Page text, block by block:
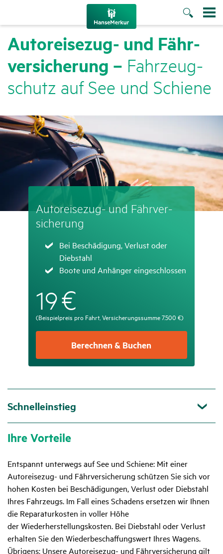
Auto­rei­sezug- und Fähr­
ver­si­che­rung – Fahr­zeug­
schutz auf See und Schiene
Auto­rei­sezug- und Fähr­ver­
si­che­rung
Zutreffend
Bei Beschädigung, Verlust oder
Diebstahl
Zutreffend
Boote und Anhänger eingeschlossen
19€
(Beispielpreis pro Fahrt, Versicherungssumme 7.500 €)
Berechnen & Buchen
Schnelleinstieg
Ihre Vorteile
Entspannt unterwegs auf See und Schiene: Mit einer
Autoreisezug- und Fährversicherung schützen Sie sich vor
hohen Kosten bei Beschädigungen, Verlust oder Diebstahl
Ihres Fahrzeugs. Im Fall eines Schadens ersetzen wir Ihnen
die Reparaturkosten in voller Höhe
der Wiederherstellungskosten. Bei Diebstahl oder Verlust
erhalten Sie den Wiederbeschaffungswert Ihres Wagens.
Übrigens: Unsere Autoreisezug- und Fährversicherung gilt